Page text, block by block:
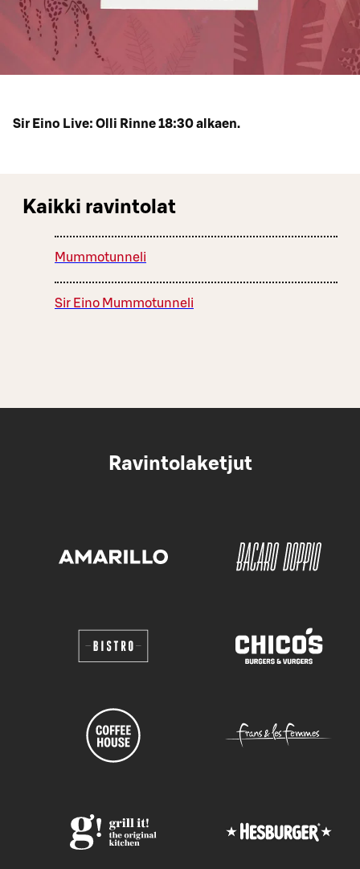
Sir Eino Live: Olli Rinne 18:30 alkaen.
Kaikki ravintolat
Mummotunneli
Sir Eino Mummotunneli
Ravintolaketjut